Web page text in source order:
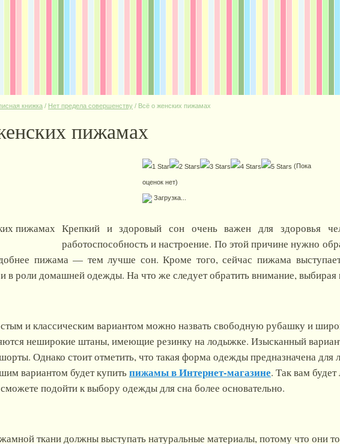
книжка / Нет предела совершенству / Всё о женских пижамах
пижамах
(Пока
оценок нет)
Загрузка...
Крепкий и здоровый сон очень важен для здоровья
работоспособность и настроение. По этой причине нужно
пижама — тем лучше сон. Кроме того, сейчас пижама
в роли домашней одежды. На что же следует обратить внимание,
и классическим вариантом можно назвать свободную рубашку и
неширокие штаны, имеющие резинку на лодыжке. Изысканный
Однако стоит отметить, что такая форма одежды предназначена для
вариантом будет купитьпижамы в Интернет-магазине. Так вам
подойти к выбору одежды для сна более основательно.
ткани должны выступать натуральные материалы, потому что они